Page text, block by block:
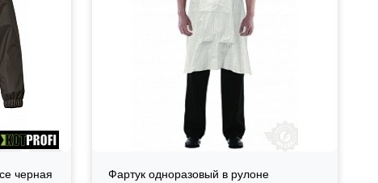
черная Фартук одноразовый в рулоне